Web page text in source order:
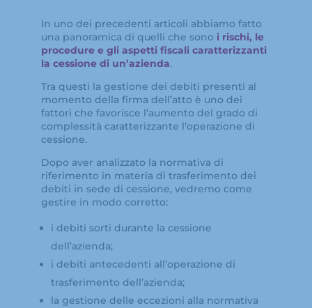
In uno dei precedenti articoli abbiamo fatto
una panoramica di quelli che sono i rischi, le
procedure e gli aspetti fiscali caratterizzanti
la cessione di un’azienda.
Tra questi la gestione dei debiti presenti al
momento della firma dell’atto è uno dei
fattori che favorisce l’aumento del grado di
complessità caratterizzante l’operazione di
cessione.
Dopo aver analizzato la normativa di
riferimento in materia di trasferimento dei
debiti in sede di cessione, vedremo come
gestire in modo corretto:
i debiti sorti durante la cessione
dell’azienda;
i debiti antecedenti all’operazione di
trasferimento dell’azienda;
la gestione delle eccezioni alla normativa